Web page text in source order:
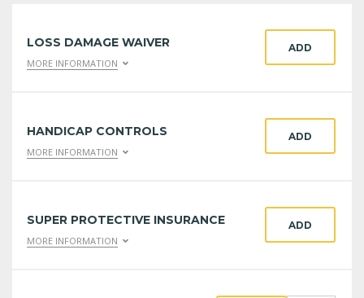
LOSS DAMAGE WAIVER
MORE INFORMATION
ADD
HANDICAP CONTROLS
MORE INFORMATION
ADD
SUPER PROTECTIVE INSURANCE
MORE INFORMATION
ADD